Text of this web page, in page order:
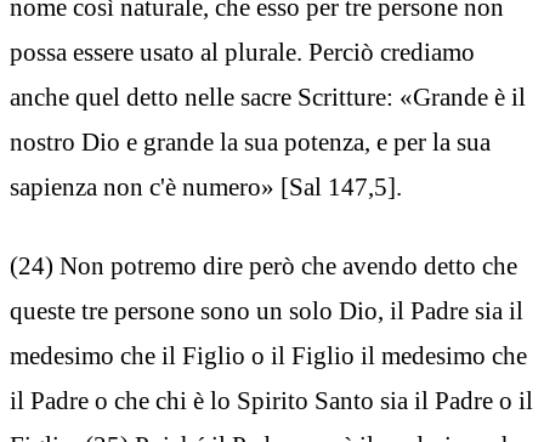
nome così naturale, che esso per tre persone non
possa essere usato al plurale. Perciò crediamo
anche quel detto nelle sacre Scritture: «Grande è il
nostro Dio e grande la sua potenza, e per la sua
sapienza non c'è numero» [Sal 147,5].
(24) Non potremo dire però che avendo detto che
queste tre persone sono un solo Dio, il Padre sia il
medesimo che il Figlio o il Figlio il medesimo che
il Padre o che chi è lo Spirito Santo sia il Padre o il